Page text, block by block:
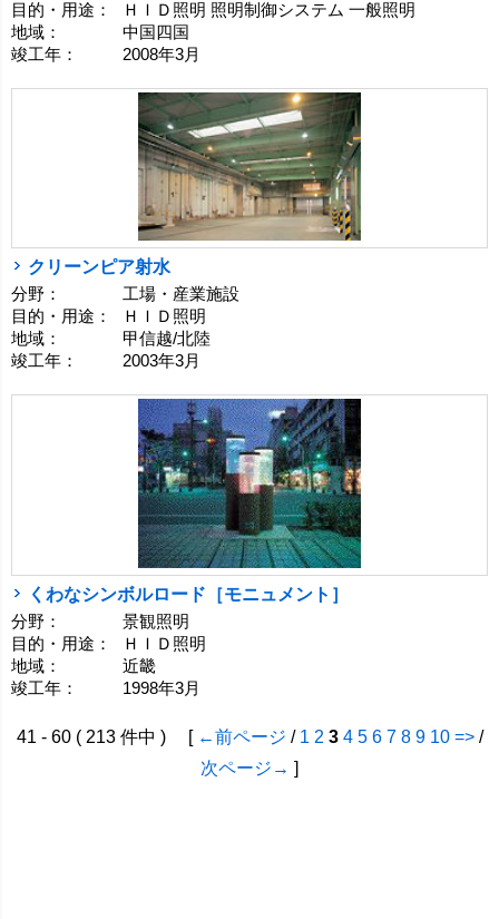
目的・用途：
ＨＩＤ照明 照明制御システム 一般照明
地域：
中国四国
竣工年：
2008年3月
クリーンピア射水
分野：
工場・産業施設
目的・用途：
ＨＩＤ照明
地域：
甲信越/北陸
竣工年：
2003年3月
くわなシンボルロード［モニュメント］
分野：
景観照明
目的・用途：
ＨＩＤ照明
地域：
近畿
竣工年：
1998年3月
41 - 60 ( 213 件中 ) [ ←前ページ / 1 2 3 4 5 6 7 8 9 10 =>/
次ページ→ ]